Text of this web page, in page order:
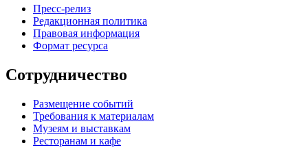
Пресс-релиз
Редакционная политика
Правовая информация
Формат ресурса
Сотрудничество
Размещение событий
Требования к материалам
Музеям и выставкам
Ресторанам и кафе